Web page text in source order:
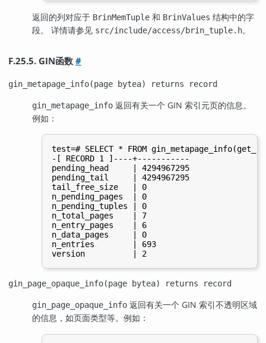
返回的列对应于 BrinMemTuple 和 BrinValues 结构中的字
段。 详情请参见 src/include/access/brin_tuple.h。
F.25.5. GIN函数#
gin_metapage_info(page bytea) returns record
gin_metapage_info 返回有关一个 GIN 索引元页的信息。
例如：
test=# SELECT * FROM
-[ RECORD 1 ]----+-----------
pending_head     | 4294967295
pending_tail     | 4294967295
tail_free_size   | 0
n_pending_pages  | 0
n_pending_tuples | 0
n_total_pages    | 7
n_entry_pages    | 6
n_data_pages     | 0
n_entries        | 693
gin_page_opaque_info(page bytea) returns record
gin_page_opaque_info 返回有关一个 GIN 索引不透明区域
的信息，如页面类型等。例如：